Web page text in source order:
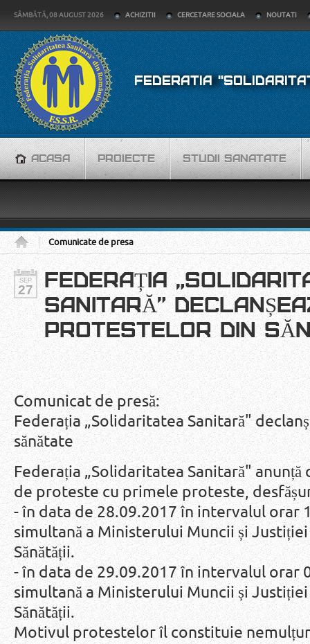
SÂMBĂTĂ, 08 AUGUST 2026 ACHIZITII CERCETARE SOCIALA NOUTATI
FEDERATIA
ACASA PROIECTE STUDII SANATATE
Comunicate de presa
SEP
27
FEDERAȚIA
SANITARĂ”
PROTESTELOR DIN
Comunicat de presă:
Federația „Solidaritatea Sanitară"
sănătate
Federația „Solidaritatea Sanitară"
de proteste cu primele proteste,
- în data de 28.09.2017 în intervalul orar
simultană a Ministerului Muncii și
Sănătății.
- în data de 29.09.2017 în intervalul orar
simultană a Ministerului Muncii și
Sănătății.
Motivul protestelor îl constituie